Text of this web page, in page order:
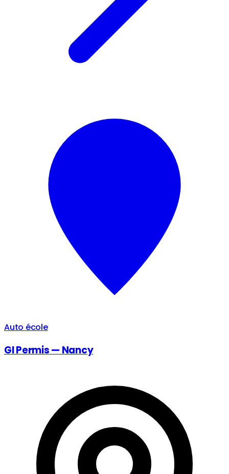
Auto école
Gl Permis — Nancy